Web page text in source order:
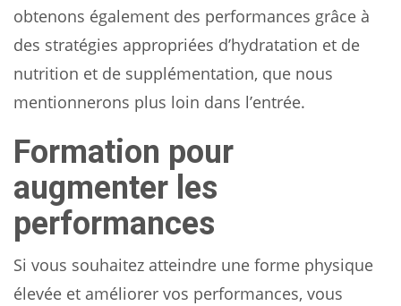
obtenons également des performances grâce à
des stratégies appropriées d’hydratation et de
nutrition et de supplémentation, que nous
mentionnerons plus loin dans l’entrée.
Formation pour
augmenter les
performances
Si vous souhaitez atteindre une forme physique
élevée et améliorer vos performances, vous